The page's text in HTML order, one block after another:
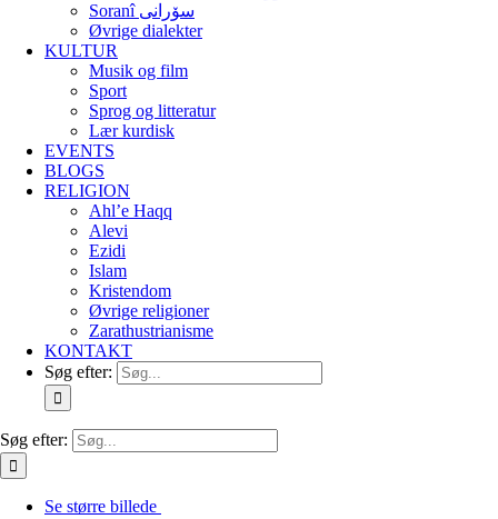
Soranî سۆرانی
Øvrige dialekter
KULTUR
Musik og film
Sport
Sprog og litteratur
Lær kurdisk
EVENTS
BLOGS
RELIGION
Ahl’e Haqq
Alevi
Ezidi
Islam
Kristendom
Øvrige religioner
Zarathustrianisme
KONTAKT
Søg efter:
Søg efter:
Se større billede